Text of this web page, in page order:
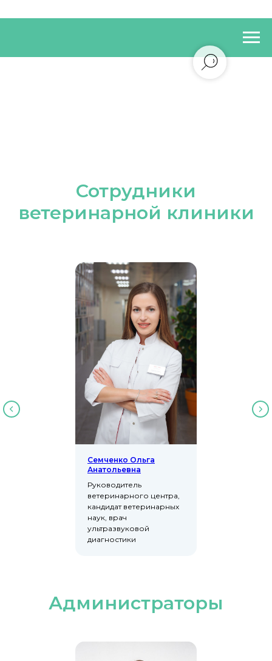
Сотрудники
ветеринарной клиники
Семченко Ольга
Анатольевна
Руководитель
ветеринарного центра,
кандидат ветеринарных
наук, врач
ультразвуковой
диагностики
Администраторы